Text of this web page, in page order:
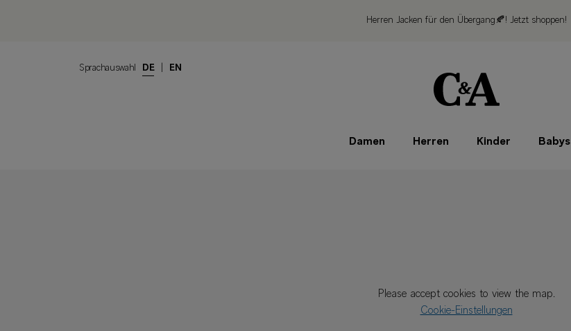
Herren Jacken für den Übergang🍂! Jetzt shoppen!
Sprachauswahl DE EN
Damen Herren Kinder Babys
Please accept cookies to view the map.
Cookie-Einstellungen